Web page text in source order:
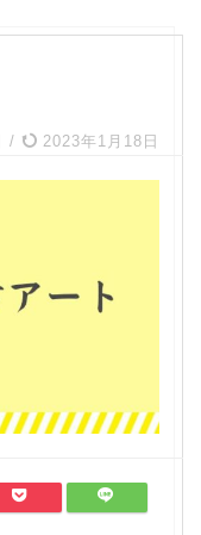
/ 2023年1月18日